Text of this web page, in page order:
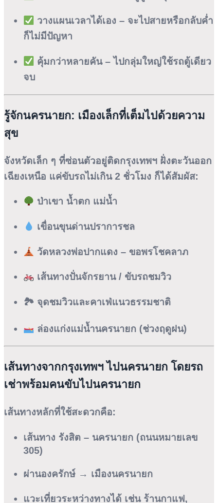
วางแผนเวลาได้เอง – จะไปสายหรือกลับค่ำ
ก็ไม่มีปัญหา
คุ้มกว่าหลายคัน – ไปกลุ่มใหญ่ใช้รถตู้เดียว
จบ
รู้จักนครนายก: เมืองเล็กที่เต็มไปด้วยความ
สุข
จังหวัดเล็ก ๆ ที่ซ่อนตัวอยู่ติดกรุงเทพฯ ฝั่งตะวันออก
เฉียงเหนือ แค่ขับรถไม่เกิน 2 ชั่วโมง ก็ได้สัมผัส:
ป่าเขา น้ำตก แม่น้ำ
เขื่อนขุนด่านปราการชล
วัดหลวงพ่อปากแดง – ขอพรโชคลาภ
เส้นทางปั่นจักรยาน / ขับรถชมวิว
🏞 จุดชมวิวและคาเฟ่แนวธรรมชาติ
ล่องแก่งแม่น้ำนครนายก (ช่วงฤดูฝน)
เส้นทางจากกรุงเทพฯ ไปนครนายก โดยรถ
เช่าพร้อมคนขับไปนครนายก
เส้นทางหลักที่ใช้สะดวกคือ:
เส้นทาง รังสิต – นครนายก (ถนนหมายเลข
305)
ผ่านองครักษ์ → เมืองนครนายก
แวะเที่ยวระหว่างทางได้ เช่น ร้านกาแฟ,